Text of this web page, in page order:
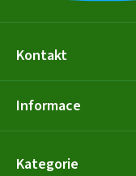
Kontakt
Informace
Kategorie